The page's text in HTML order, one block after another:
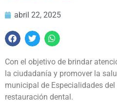
abril 22, 2025
Con el objetivo de brindar
la ciudadanía y promover la
municipal de Especialidades
restauración dental.